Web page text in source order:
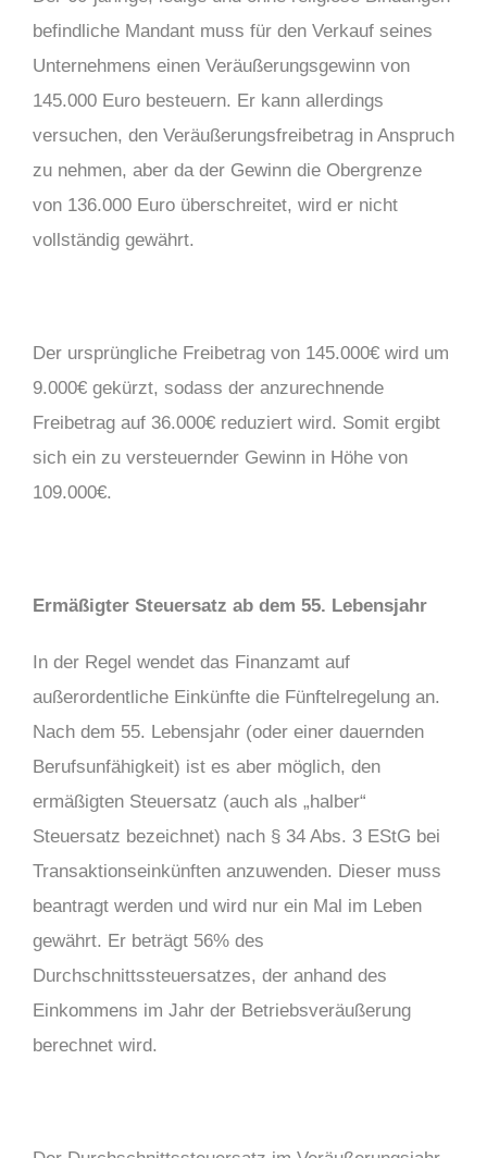
befindliche Mandant muss für den Verkauf seines
Unternehmens einen Veräußerungsgewinn von
145.000 Euro besteuern. Er kann allerdings
versuchen, den Veräußerungsfreibetrag in Anspruch
zu nehmen, aber da der Gewinn die Obergrenze
von 136.000 Euro überschreitet, wird er nicht
vollständig gewährt.
Der ursprüngliche Freibetrag von 145.000€ wird um
9.000€ gekürzt, sodass der anzurechnende
Freibetrag auf 36.000€ reduziert wird. Somit ergibt
sich ein zu versteuernder Gewinn in Höhe von
109.000€.
Ermäßigter Steuersatz ab dem 55. Lebensjahr
In der Regel wendet das Finanzamt auf
außerordentliche Einkünfte die Fünftelregelung an.
Nach dem 55. Lebensjahr (oder einer dauernden
Berufsunfähigkeit) ist es aber möglich, den
ermäßigten Steuersatz (auch als „halber“
Steuersatz bezeichnet) nach § 34 Abs. 3 EStG bei
Transaktionseinkünften anzuwenden. Dieser muss
beantragt werden und wird nur ein Mal im Leben
gewährt. Er beträgt 56% des
Durchschnittssteuersatzes, der anhand des
Einkommens im Jahr der Betriebsveräußerung
berechnet wird.